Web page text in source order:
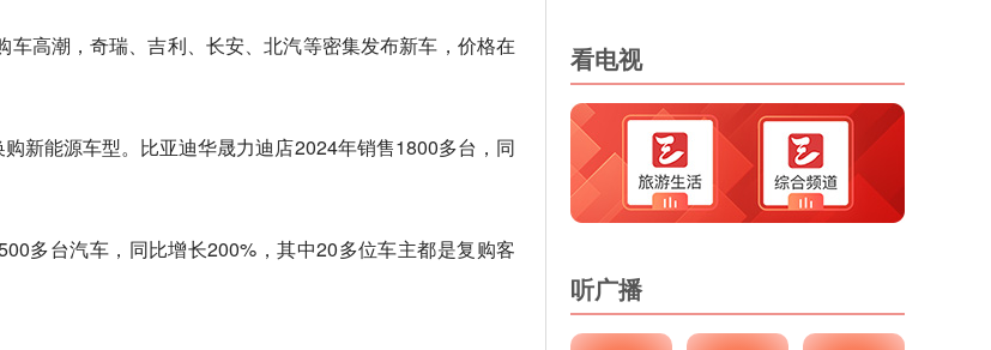
高潮，奇瑞、吉利、长安、北汽等密集发布新车，价格在
新能源车型。比亚迪华晟力迪店2024年销售1800多台，同
多台汽车，同比增长200%，其中20多位车主都是复购客
看电视
听广播